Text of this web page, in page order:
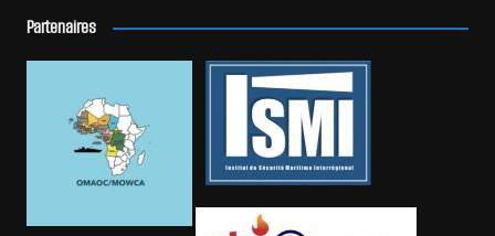
Partenaires